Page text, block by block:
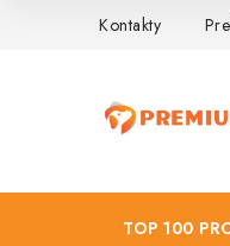
Kontakty
TOP 100